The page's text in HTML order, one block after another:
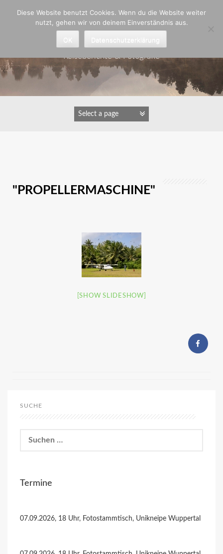
Astrid Padberg
Reiseberichte & Fotografie
"PROPELLERMASCHINE"
[SHOW SLIDESHOW]
SUCHE
nach:
Termine
07.09.2026, 18 Uhr, Fotostammtisch, Unikneipe Wuppertal
Diese Website benutzt Cookies. Wenn du die Website weiter
nutzt, gehen wir von deinem Einverständnis aus.